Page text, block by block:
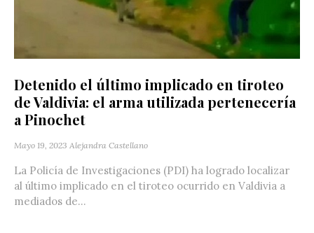
Detenido el último implicado en tiroteo
de Valdivia: el arma utilizada pertenecería
a Pinochet
Mayo 19, 2023 Alejandra Castellano
La Policía de Investigaciones (PDI) ha logrado localizar
al último implicado en el tiroteo ocurrido en Valdivia a
mediados de...